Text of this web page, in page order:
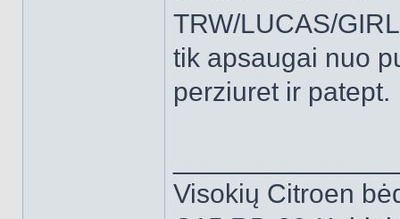
TRW/LUCAS/
tik apsaugai nuo
perziuret ir patept.
Visokių Citroen